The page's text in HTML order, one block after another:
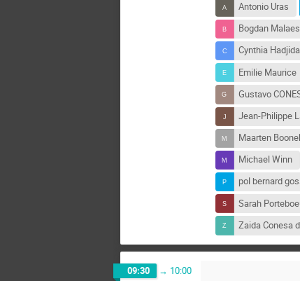
Antonio Uras
Bogdan
Cynthia
Emilie Maurice
Gustavo
Jean-Philippe
Maarten
Michael Winn
pol bernard
Sarah
Zaida Conesa
09:30 → 10:00